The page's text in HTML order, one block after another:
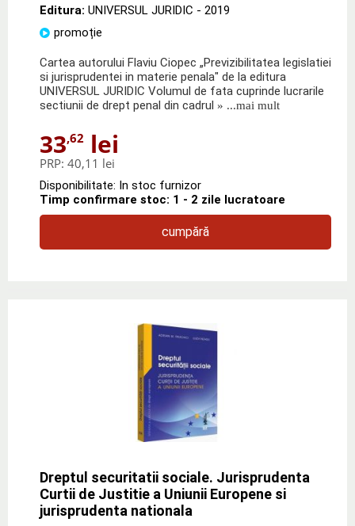
Editura: UNIVERSUL JURIDIC - 2019
promoție
Cartea autorului Flaviu Ciopec „Previzibilitatea legislatiei
si jurisprudentei in materie penala" de la editura
UNIVERSUL JURIDIC Volumul de fata cuprinde lucrarile
sectiunii de drept penal din cadrul » ...mai mult
33,62 lei
PRP: 40,11 lei
Disponibilitate: In stoc furnizor
Timp confirmare stoc: 1 - 2 zile lucratoare
cumpără
Dreptul securitatii sociale. Jurisprudenta
Curtii de Justitie a Uniunii Europene si
jurisprudenta nationala